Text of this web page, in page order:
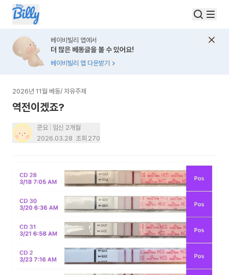
베이비빌리 앱에서
더 많은 베동글을 볼 수 있어요!
베이비빌리 앱 다운받기
2026년 11월 베동/ 자유주제
역전이겠죠?
쿤요
임신 2개월
2026.03.28 조회 270